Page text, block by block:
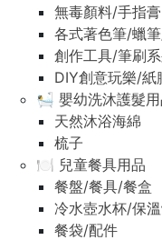
無毒顏料/手指膏
各式著色筆/蠟
創作工具/筆刷
DIY創意玩樂/紙
🛀 嬰幼洗沐護髮
天然沐浴海綿
梳子
🍽️ 兒童餐具用品
餐盤/餐具/餐盒
冷水壺水杯/保
餐袋/配件